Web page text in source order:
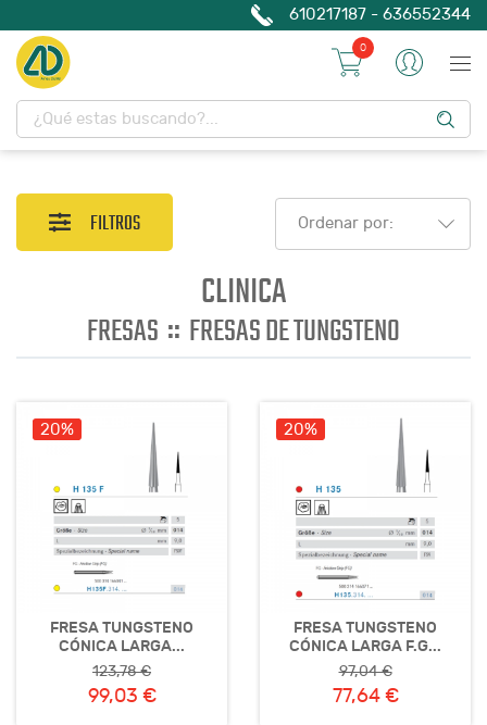
610217187 - 636552344
0
FILTROS Ordenar por:
CLINICA
FRESAS :: FRESAS DE TUNGSTENO
20%
FRESA TUNGSTENO
CÓNICA LARGA...
123,78 €
99,03 €
20%
FRESA TUNGSTENO
CÓNICA LARGA F.G...
97,04 €
77,64 €